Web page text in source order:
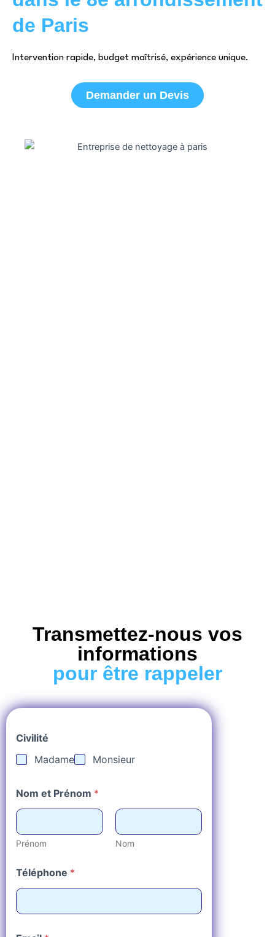
de Paris
Intervention rapide, budget maîtrisé, expérience unique.
Demander un Devis
Transmettez-nous vos
informations
pour être rappeler
Civilité
Madame
Monsieur
Nom et Prénom *
Prénom Nom
Téléphone *